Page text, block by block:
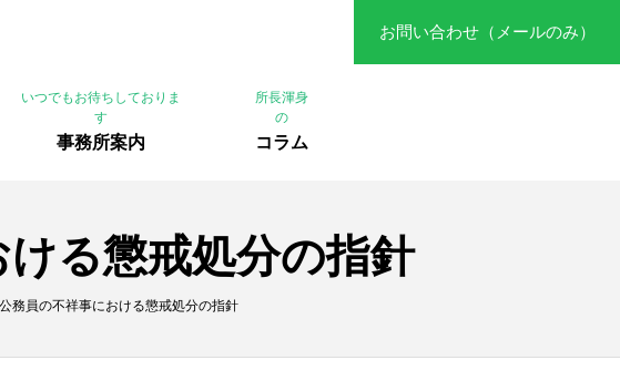
お問い合わせ（メールのみ）
いつでもお待ちしておりま
す
事務所案内
所長渾身
の
コラム
ける懲戒処分の指針
務員の不祥事における懲戒処分の指針